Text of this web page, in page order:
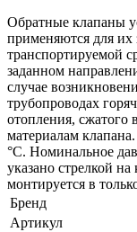
Обратные клапаны
применяются для их
транспортируемой
заданном
случае
трубопроводах
отопления, сжатого
материалам
°С. Номинальное
указано стрелкой
монтируется в
Бренд
Артикул